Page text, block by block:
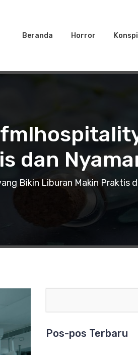
Beranda Horror
dan
Bikin Liburan Makin Praktis
Pos-pos Terbaru